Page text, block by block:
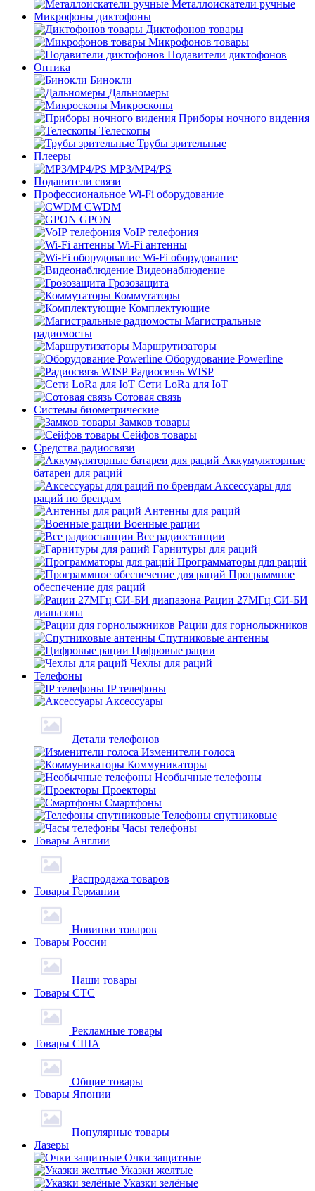
Металлоискатели ручные
Микрофоны диктофоны
Диктофонов товары
Микрофонов товары
Подавители диктофонов
Оптика
Бинокли
Дальномеры
Микроскопы
Приборы ночного видения
Телескопы
Трубы зрительные
Плееры
MP3/MP4/PS
Подавители связи
Профессиональное Wi-Fi оборудование
CWDM
GPON
VoIP телефония
Wi-Fi антенны
Wi-Fi оборудование
Видеонаблюдение
Грозозащита
Коммутаторы
Комплектующие
Магистральные
радиомосты
Маршрутизаторы
Оборудование Powerline
Радиосвязь WISP
Сети LoRa для IoT
Сотовая связь
Системы биометрические
Замков товары
Сейфов товары
Средства радиосвязи
Аккумуляторные
батареи для раций
Аксессуары для
раций по брендам
Антенны для раций
Военные рации
Все радиостанции
Гарнитуры для раций
Программаторы для раций
Программное
обеспечение для раций
Рации 27МГц СИ-БИ
диапазона
Рации для горнолыжников
Спутниковые антенны
Цифровые рации
Чехлы для раций
Телефоны
IP телефоны
Аксессуары
Детали телефонов
Изменители голоса
Коммуникаторы
Необычные телефоны
Проекторы
Смартфоны
Телефоны спутниковые
Часы телефоны
Товары Англии
Распродажа товаров
Товары Германии
Новинки товаров
Товары России
Наши товары
Товары СТС
Рекламные товары
Товары США
Общие товары
Товары Японии
Популярные товары
Лазеры
Очки защитные
Указки желтые
Указки зелёные